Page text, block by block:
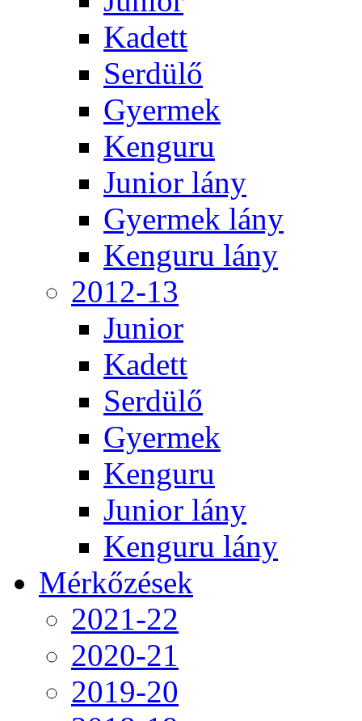
Kadett
Serdülő
Gyermek
Kenguru
Junior lány
Gyermek lány
Kenguru lány
2012-13
Junior
Kadett
Serdülő
Gyermek
Kenguru
Junior lány
Kenguru lány
Mérkőzések
2021-22
2020-21
2019-20